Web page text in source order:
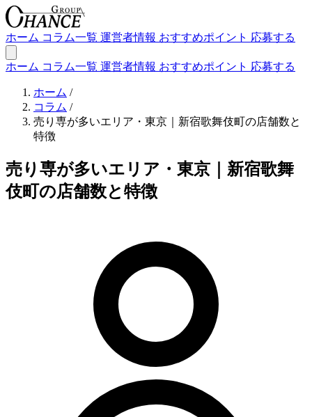
ホーム コラム一覧 運営者情報 おすすめポイント 応募する
ホーム コラム一覧 運営者情報 おすすめポイント 応募する
ホーム /
コラム /
売り専が多いエリア・東京｜新宿歌舞伎町の店舗数と
特徴
売り専が多いエリア・東京｜新宿歌舞
伎町の店舗数と特徴